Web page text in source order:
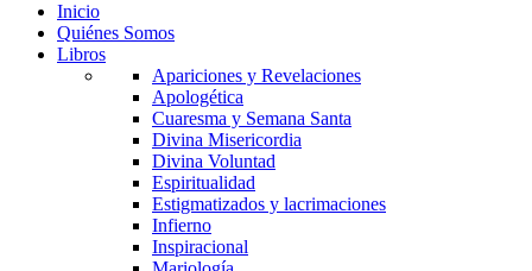
Inicio
Quiénes Somos
Libros
Apariciones y Revelaciones
Apologética
Cuaresma y Semana Santa
Divina Misericordia
Divina Voluntad
Espiritualidad
Estigmatizados y lacrimaciones
Infierno
Inspiracional